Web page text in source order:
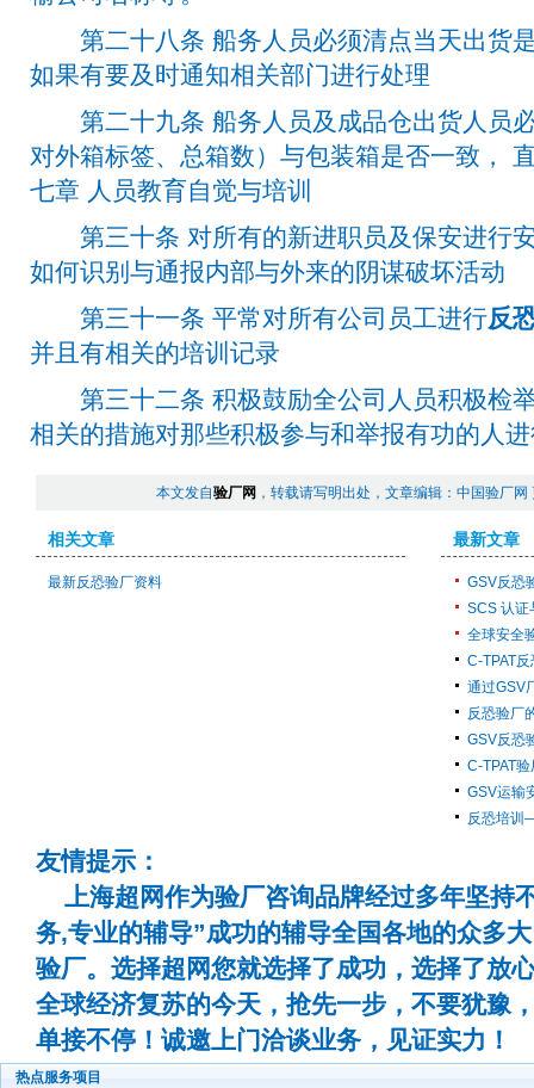
第二十八条 船务人员必须清点当天出货
如果有要及时通知相关部门进行处理
第二十九条 船务人员及成品仓出货人员
对外箱标签、总箱数）与包装箱是否一致，
七章 人员教育自觉与培训
第三十条 对所有的新进职员及保安进行
如何识别与通报内部与外来的阴谋破坏活动
第三十一条 平常对所有公司员工进行反
并且有相关的培训记录
第三十二条 积极鼓励全公司人员积极检
相关的措施对那些积极参与和举报有功的人
本文发自验厂网 ，转载请写明出处，文章编辑：中国验厂网
相关文章
最新反恐验厂资料
最新文章
GSV反恐
SCS 认证
全球安全
C-TPAT
通过GSV
反恐验厂
GSV反恐
C-TPAT
GSV运输
反恐培训
友情提示：
上海超网作为验厂咨询品牌经过多年坚持
务,专业的辅导”成功的辅导全国各地的众多
验厂。选择超网您就选择了成功，选择了放
全球经济复苏的今天，抢先一步，不要犹豫
单接不停！诚邀上门洽谈业务，见证实力！
热点服务项目